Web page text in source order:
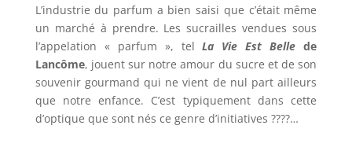
L’industrie du parfum a bien saisi que c’était même
un marché à prendre. Les sucrailles vendues sous
l’appelation « parfum », tel La Vie Est Belle de
Lancôme, jouent sur notre amour du sucre et de son
souvenir gourmand qui ne vient de nul part ailleurs
que notre enfance. C’est typiquement dans cette
d’optique que sont nés ce genre d’initiatives ????…